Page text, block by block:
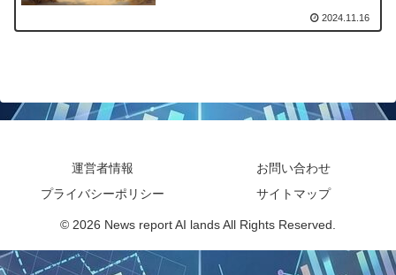
2024.11.16
運営者情報
お問い合わせ
プライバシーポリシー
サイトマップ
© 2026 News report AI lands All Rights Reserved.